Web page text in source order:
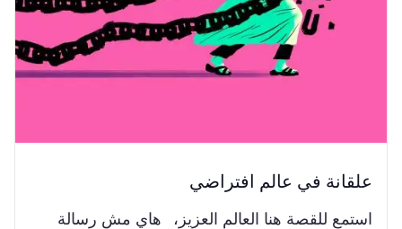
علقانة في عالم افتراضي
استمع للقصة هنا العالم العزيز، هاي مش رسالة